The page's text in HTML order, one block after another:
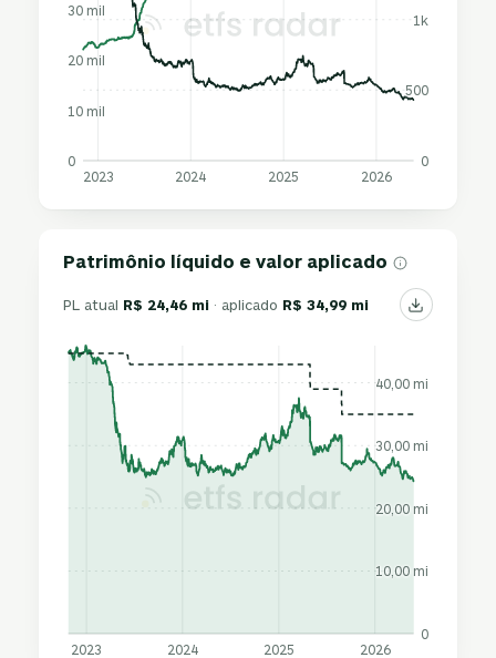
0
500
1k
0
10 mil
20 mil
30 mil
2023 2024 2025 2026
Patrimônio líquido e valor aplicado
PL atual R$ 24,46 mi · aplicado R$ 34,99 mi
0
10,00 mi
20,00 mi
30,00 mi
40,00 mi
2023 2024 2025 2026